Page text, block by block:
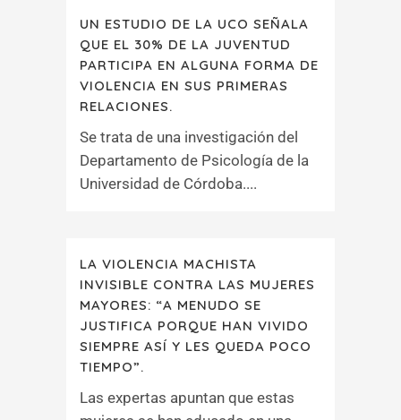
UN ESTUDIO DE LA UCO SEÑALA
QUE EL 30% DE LA JUVENTUD
PARTICIPA EN ALGUNA FORMA DE
VIOLENCIA EN SUS PRIMERAS
RELACIONES.
Se trata de una investigación del
Departamento de Psicología de la
Universidad de Córdoba....
LA VIOLENCIA MACHISTA
INVISIBLE CONTRA LAS MUJERES
MAYORES: “A MENUDO SE
JUSTIFICA PORQUE HAN VIVIDO
SIEMPRE ASÍ Y LES QUEDA POCO
TIEMPO”.
Las expertas apuntan que estas